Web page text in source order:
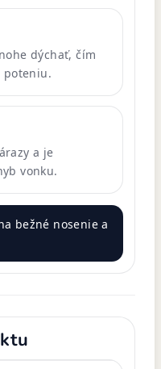
dýchať, čím
poteniu.
a je
vonku.
bežné nosenie a